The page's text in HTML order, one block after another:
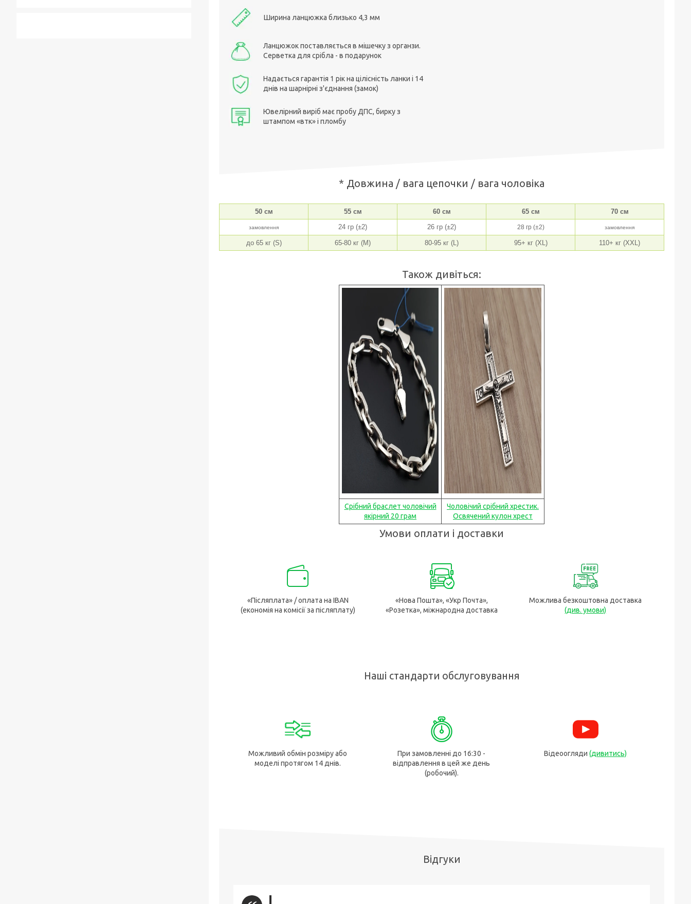
Ширина ланцюжка близько 4,3 мм
Ланцюжок поставляється в мішечку з органзи.
Серветка для срібла - в подарунок
Надається гарантія 1 рік на цілісність ланки і 14
днів на шарнірні з'єднання (замок)
Ювелірний виріб має пробу ДПС, бирку з
штампом «втк» і пломбу
* Довжина / вага цепочки / вага чоловіка
50 см 55 см 60 см 65 см 70 см
замовлення 24 гр (±2) 26 гр (±2) 28 гр (±2) замовлення
до 65 кг (S) 65-80 кг (M) 80-95 кг (L) 95+ кг (XL) 110+ кг (XXL)
Також дивіться:
Срібний браслет чоловічий
якірний 20 грам
Чоловічий срібний хрестик.
Освячений кулон хрест
Умови оплати і доставки
«Післяплата» / оплата на IBAN
(економія на комісії за післяплату)
«Нова Пошта», «Укр Почта»,
«Розетка», міжнародна доставка
Можлива безкоштовна доставка
(див. умови)
Наші стандарти обслуговування
Можливий обмін розміру або
моделі протягом 14 днів.
При замовленні до 16:30 -
відправлення в цей же день
(робочий).
Відеоогляди(дивитись)
Відгуки